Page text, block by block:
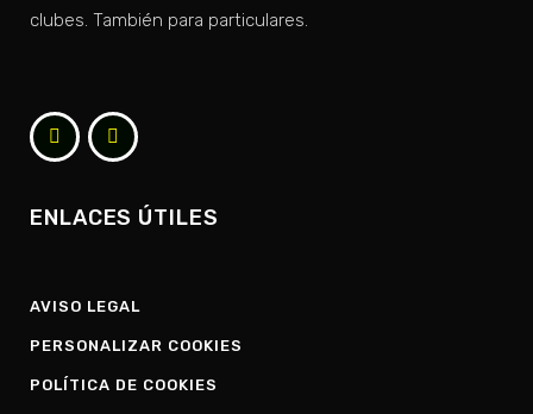
clubes. También para particulares.
ENLACES ÚTILES
AVISO LEGAL
PERSONALIZAR COOKIES
POLÍTICA DE COOKIES